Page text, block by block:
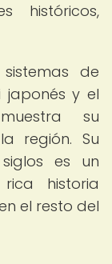
históricos,
de
japonés y el
su
región. Su
es un
historia
el resto del